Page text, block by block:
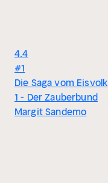
4.4
#1
Die Saga vom Eisvolk
1 - Der Zauberbund
Margit Sandemo